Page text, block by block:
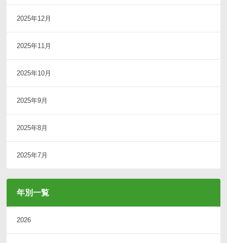
2025年12月
2025年11月
2025年10月
2025年9月
2025年8月
2025年7月
年別一覧
2026